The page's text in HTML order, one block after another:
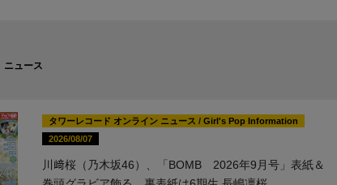
ニュース
タワーレコード オンライン ニュース / Girl's Pop Information
2026/08/07
川﨑桜（乃木坂46）、「BOMB 2026年9月号」表紙＆